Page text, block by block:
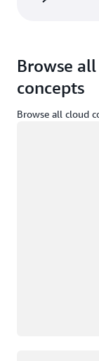
Browse
concepts
Browse all cloud